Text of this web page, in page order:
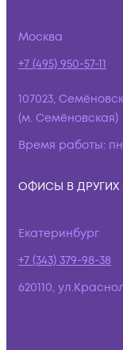
Москва
+7 (495) 950-57-11
107023,
(м. Семёновская)
Время работы:
ОФИСЫ В ДРУГИХ
Екатеринбург
+7 (343) 379-98-38
620110,